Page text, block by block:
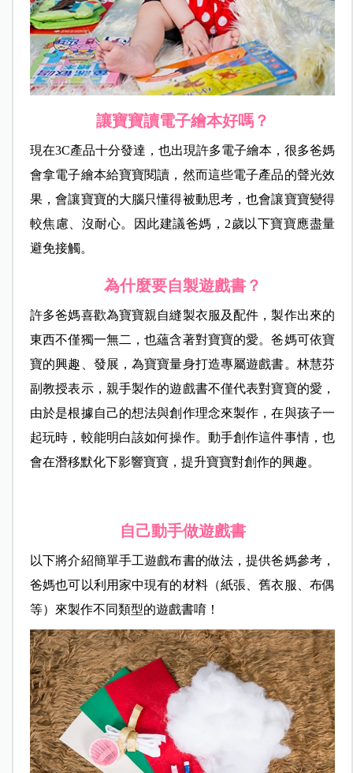
讓寶寶讀電子繪本好嗎？
現在3C產品十分發達，也出現許多電子繪本，很多爸媽
會拿電子繪本給寶寶閱讀，然而這些電子產品的聲光效
果，會讓寶寶的大腦只懂得被動思考，也會讓寶寶變得
較焦慮、沒耐心。因此建議爸媽，2歲以下寶寶應盡量
避免接觸。
為什麼要自製遊戲書？
許多爸媽喜歡為寶寶親自縫製衣服及配件，製作出來的
東西不僅獨一無二，也蘊含著對寶寶的愛。爸媽可依寶
寶的興趣、發展，為寶寶量身打造專屬遊戲書。林慧芬
副教授表示，親手製作的遊戲書不僅代表對寶寶的愛，
由於是根據自己的想法與創作理念來製作，在與孩子一
起玩時，較能明白該如何操作。動手創作這件事情，也
會在潛移默化下影響寶寶，提升寶寶對創作的興趣。
自己動手做遊戲書
以下將介紹簡單手工遊戲布書的做法，提供爸媽參考，
爸媽也可以利用家中現有的材料（紙張、舊衣服、布偶
等）來製作不同類型的遊戲書唷！